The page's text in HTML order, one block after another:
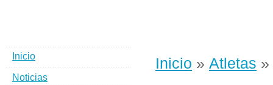
Inicio » Atletas
Inicio
Noticias